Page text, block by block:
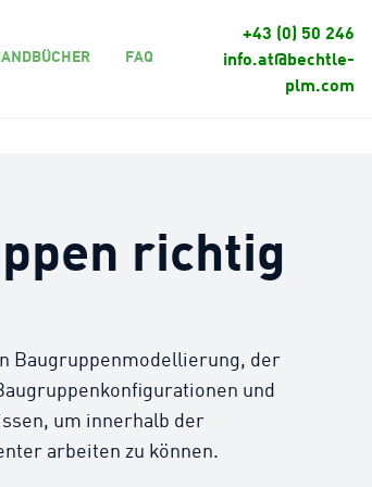
FAQ
+43 (0) 50 246
info.at@bechtle-
plm.com
richtig
Baugruppenmodellierung, der
und
um innerhalb der
arbeiten zu können.